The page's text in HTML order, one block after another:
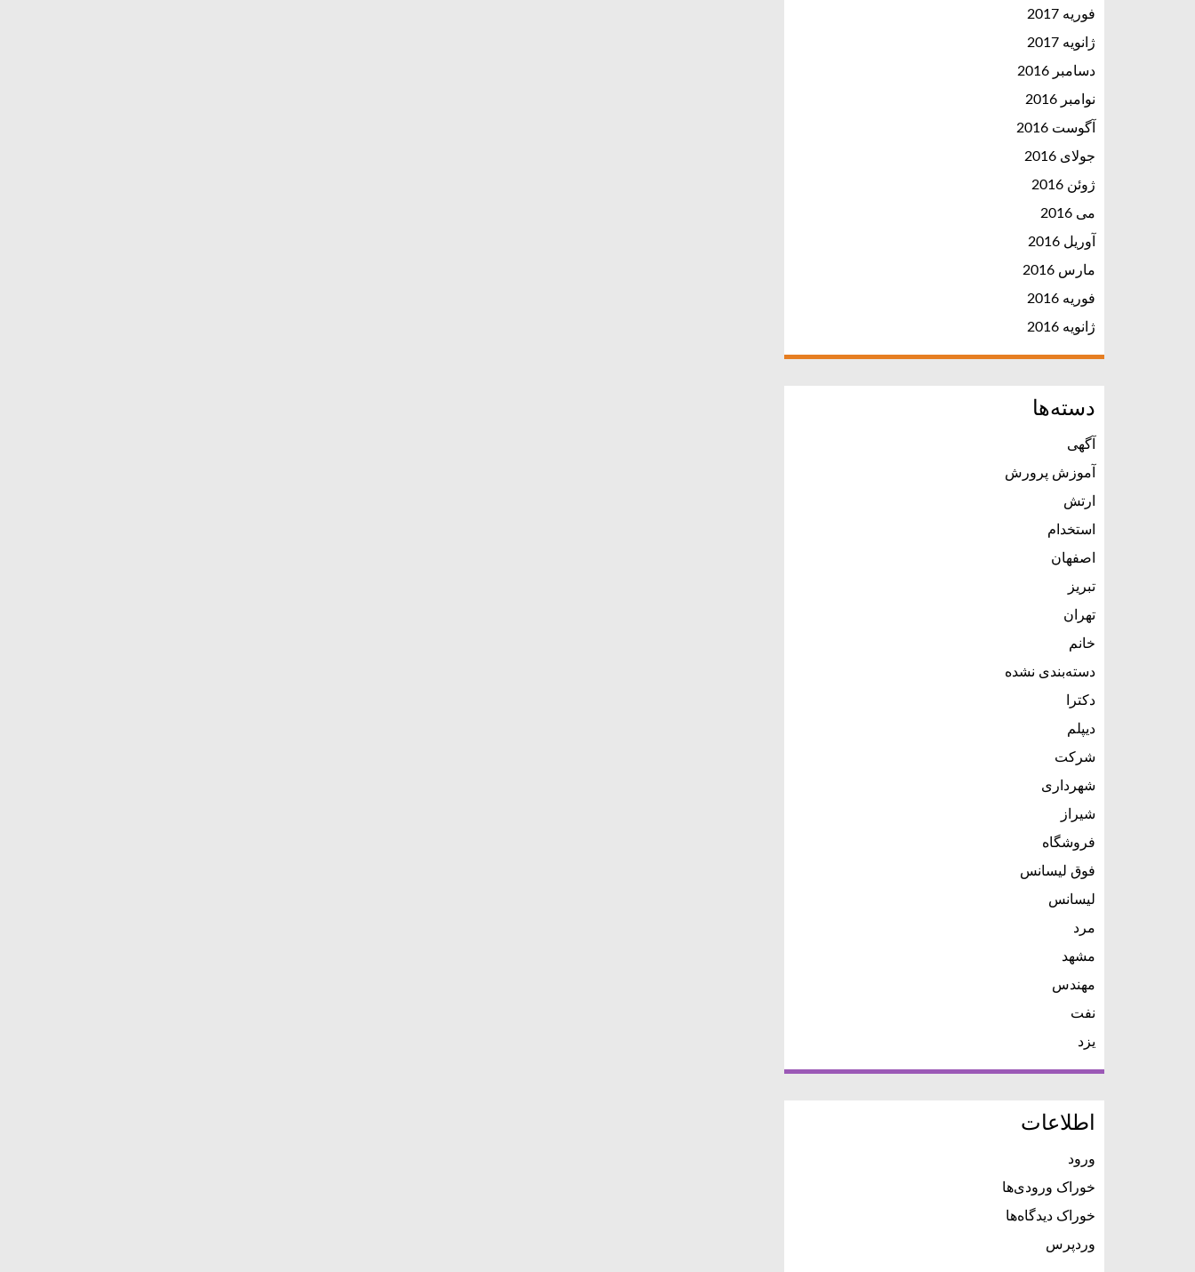
فوریه 2017
ژانویه 2017
دسامبر 2016
نوامبر 2016
آگوست 2016
جولای 2016
ژوئن 2016
می 2016
آوریل 2016
مارس 2016
فوریه 2016
ژانویه 2016
دسته‌ها
آگهی
آموزش پرورش
ارتش
استخدام
اصفهان
تبریز
تهران
خانم
دسته‌بندی نشده
دکترا
دیپلم
شرکت
شهرداری
شیراز
فروشگاه
فوق لیسانس
لیسانس
مرد
مشهد
مهندس
نفت
یزد
اطلاعات
ورود
خوراک ورودی‌ها
خوراک دیدگاه‌ها
وردپرس